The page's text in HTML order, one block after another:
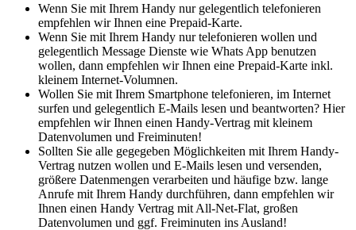
Wenn Sie mit Ihrem Handy nur gelegentlich telefonieren
empfehlen wir Ihnen eine Prepaid-Karte.
Wenn Sie mit Ihrem Handy nur telefonieren wollen und
gelegentlich Message Dienste wie Whats App benutzen
wollen, dann empfehlen wir Ihnen eine Prepaid-Karte inkl.
kleinem Internet-Volumnen.
Wollen Sie mit Ihrem Smartphone telefonieren, im Internet
surfen und gelegentlich E-Mails lesen und beantworten? Hier
empfehlen wir Ihnen einen Handy-Vertrag mit kleinem
Datenvolumen und Freiminuten!
Sollten Sie alle gegegeben Möglichkeiten mit Ihrem Handy-
Vertrag nutzen wollen und E-Mails lesen und versenden,
größere Datenmengen verarbeiten und häufige bzw. lange
Anrufe mit Ihrem Handy durchführen, dann empfehlen wir
Ihnen einen Handy Vertrag mit All-Net-Flat, großen
Datenvolumen und ggf. Freiminuten ins Ausland!